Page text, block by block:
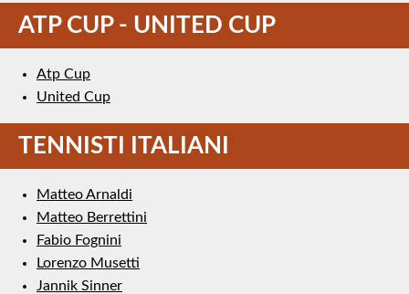
ATP CUP - UNITED CUP
Atp Cup
United Cup
TENNISTI ITALIANI
Matteo Arnaldi
Matteo Berrettini
Fabio Fognini
Lorenzo Musetti
Jannik Sinner